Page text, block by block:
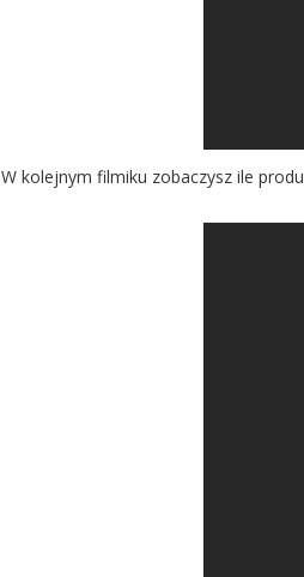
W kolejnym filmiku zobaczysz ile